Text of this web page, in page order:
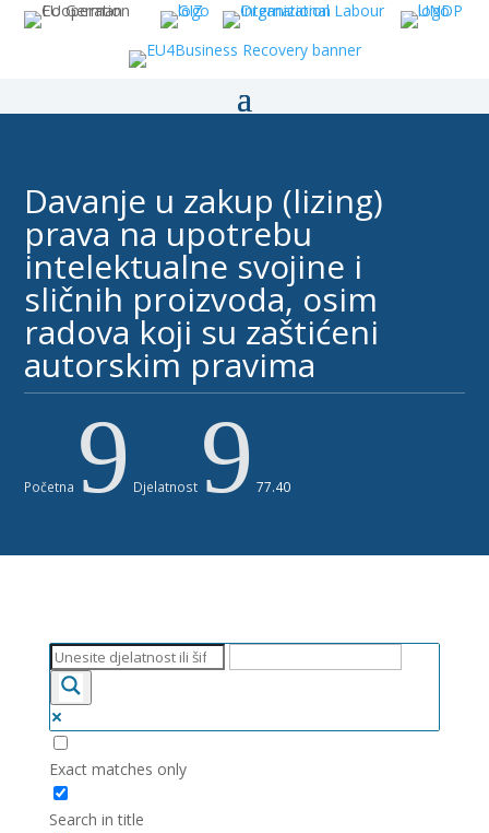
Davanje u zakup (lizing)
prava na upotrebu
intelektualne svojine i
sličnih proizvoda, osim
radova koji su zaštićeni
autorskim pravima ​
Početna 9 Djelatnost 9 77.40
Exact matches only
Search in title